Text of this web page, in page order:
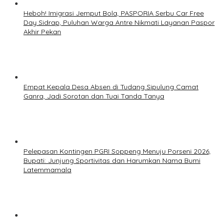
Heboh! Imigrasi Jemput Bola, PASPORIA Serbu Car Free
Day Sidrap, Puluhan Warga Antre Nikmati Layanan Paspor
Akhir Pekan
Empat Kepala Desa Absen di Tudang Sipulung Camat
Ganra, Jadi Sorotan dan Tuai Tanda Tanya
Pelepasan Kontingen PGRI Soppeng Menuju Porseni 2026,
Bupati: Junjung Sportivitas dan Harumkan Nama Bumi
Latemmamala